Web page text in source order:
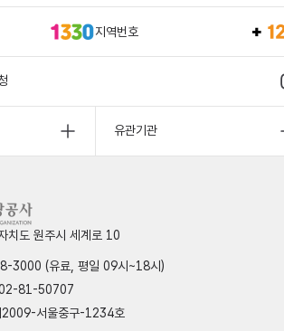
지역번호
유관기관
치도 원주시 세계로 10
3000 (유료, 평일 09시~18시)
81-50707
2009-서울중구-1234호